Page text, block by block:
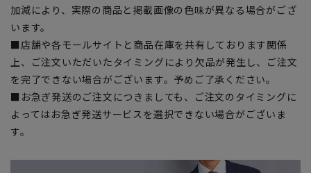
加減により、実際の商品と掲載画像の色味が異なる場合がござ
います。
■店舗や各モールサイトと商品在庫を共有しております関係
上、ご注文いただいたタイミングにより欠品が発生し、ご注文
を完了できない場合がございます。予めご了承ください。
■お急ぎ発送のご注文につきましても、ご注文のタイミングに
よってはお急ぎ発送サービスを選択できない場合がございま
す。